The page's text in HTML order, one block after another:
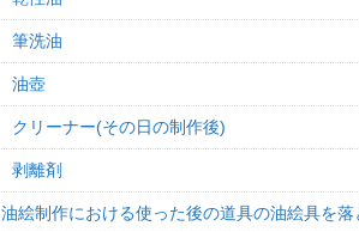
筆洗油
油壺
クリーナー(その日の制作後)
剥離剤
油絵制作における使った後の道具の油絵具を落